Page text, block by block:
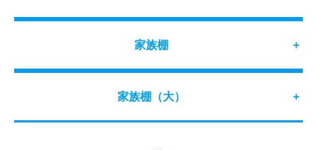
家族棚 +
家族棚（大） +